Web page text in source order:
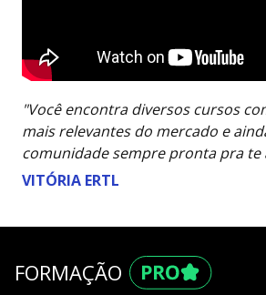
"Você encontra diversos cursos
mais relevantes do mercado e
comunidade sempre pronta pra te
VITÓRIA ERTL
FORMAÇÃO